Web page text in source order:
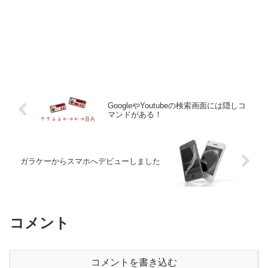
GoogleやYoutubeの検索画面には隠しコ
マンドがある！
ガラケーからスマホへデビューしました
コメント
コメントを書き込む